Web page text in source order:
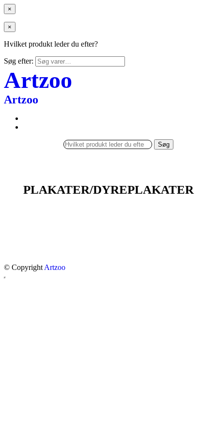
×
×
Hvilket produkt leder du efter?
Søg efter:
Artzoo
Artzoo
Søg
PLAKATER/DYREPLAKATER
© Copyright Artzoo